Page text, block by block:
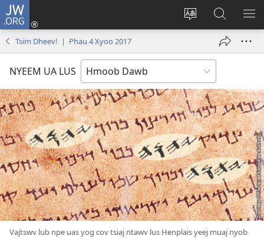
JW.ORG
Hloov
xaij
lwm
yam
lus
Txuas
Ntxiv
window)
Nrhiav
Hauv
JW.ORG
Tsim Dheev! | Phau 4 Xyoo 2017
NYEEM UA LUS
Vajtswv lub npe uas yog cov tsiaj ntawv lus Henplais yeej muaj nyob